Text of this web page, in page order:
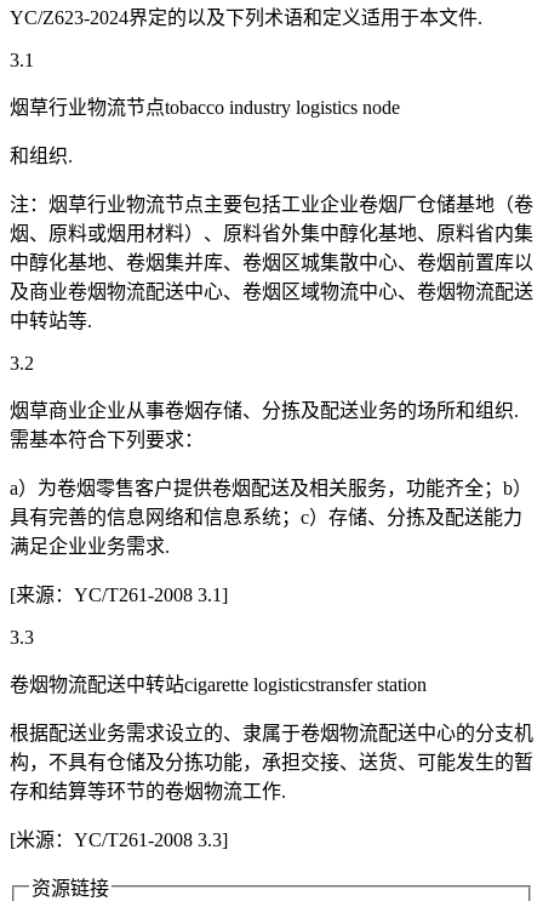
YC/Z623-2024界定的以及下列术语和定义适用于本文件.
3.1
烟草行业物流节点tobacco industry logistics node
和组织.
注：烟草行业物流节点主要包括工业企业卷烟厂仓储基地（卷
烟、原料或烟用材料）、原料省外集中醇化基地、原料省内集
中醇化基地、卷烟集并库、卷烟区城集散中心、卷烟前置库以
及商业卷烟物流配送中心、卷烟区域物流中心、卷烟物流配送
中转站等.
3.2
烟草商业企业从事卷烟存储、分拣及配送业务的场所和组织.
需基本符合下列要求：
a）为卷烟零售客户提供卷烟配送及相关服务，功能齐全；b）
具有完善的信息网络和信息系统；c）存储、分拣及配送能力
满足企业业务需求.
[来源：YC/T261-2008 3.1]
3.3
卷烟物流配送中转站cigarette logisticstransfer station
根据配送业务需求设立的、隶属于卷烟物流配送中心的分支机
构，不具有仓储及分拣功能，承担交接、送货、可能发生的暂
存和结算等环节的卷烟物流工作.
[米源：YC/T261-2008 3.3]
资源链接